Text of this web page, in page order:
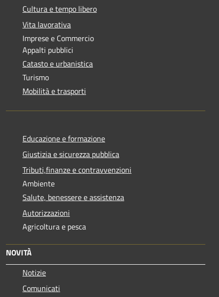
Cultura e tempo libero
Vita lavorativa
Imprese e Commercio
Appalti pubblici
Catasto e urbanistica
Turismo
Mobilità e trasporti
Educazione e formazione
Giustizia e sicurezza pubblica
Tributi,finanze e contravvenzioni
Ambiente
Salute, benessere e assistenza
Autorizzazioni
Agricoltura e pesca
NOVITÀ
Notizie
Comunicati